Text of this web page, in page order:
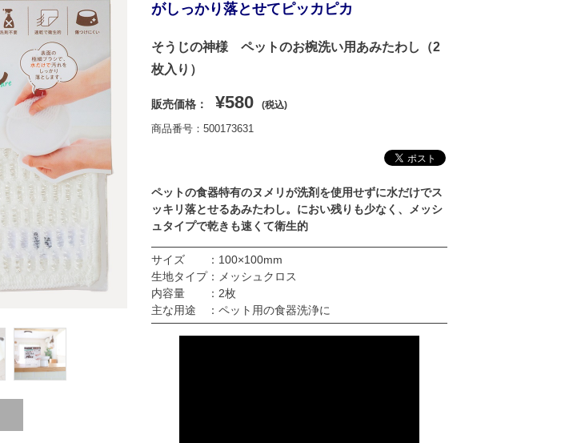
がしっかり落とせてピッカピカ
そうじの神様 ペットのお椀洗い用あみたわし（2
枚入り）
販売価格： ¥580 (税込)
商品番号：500173631
ペットの食器特有のヌメリが洗剤を使用せずに水だけでス
ッキリ落とせるあみたわし。におい残りも少なく、メッシ
ュタイプで乾きも速くて衛生的
サイズ ：100×100mm
生地タイプ：メッシュクロス
内容量 ：2枚
主な用途 ：ペット用の食器洗浄に